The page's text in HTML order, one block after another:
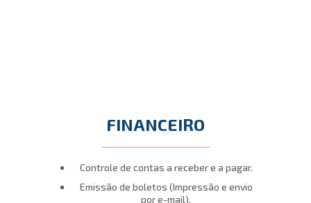
FINANCEIRO
Controle de contas a receber e a pagar.
Emissão de boletos (Impressão e envio
por e-mail).